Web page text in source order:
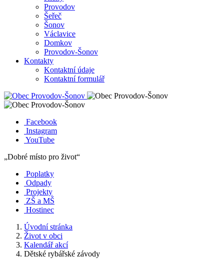
Provodov
Šeřeč
Šonov
Václavice
Domkov
Provodov-Šonov
Kontakty
Kontaktní údaje
Kontaktní formulář
Facebook
Instagram
YouTube
„Dobré místo pro život“
Poplatky
Odpady
Projekty
ZŠ a MŠ
Hostinec
Úvodní stránka
Život v obci
Kalendář akcí
Dětské rybářské závody